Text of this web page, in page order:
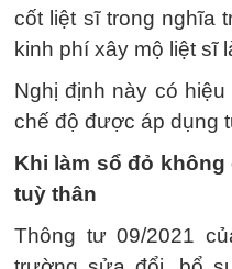
cốt liệt sĩ trong nghĩa
kinh phí xây mộ liệt sĩ
Nghị định này có
chế độ được áp dụng
Khi làm sổ đỏ
tuỳ thân
Thông tư 09/2021